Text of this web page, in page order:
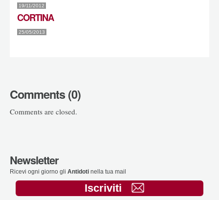
19/11/2012
CORTINA
25/05/2013
Comments (0)
Comments are closed.
Newsletter
Ricevi ogni giorno gli Antidoti nella tua mail
Iscriviti